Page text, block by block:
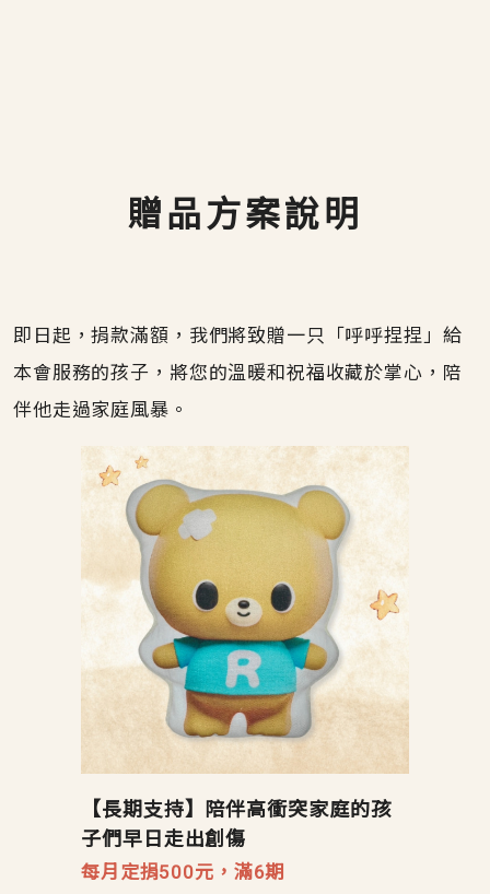
贈品方案說明
即日起，捐款滿額，我們將致贈一只「呼呼捏捏」給
本會服務的孩子，將您的溫暖和祝福收藏於掌心，陪
伴他走過家庭風暴。
【長期支持】陪伴高衝突家庭的孩
子們早日走出創傷
每月定捐500元，滿6期